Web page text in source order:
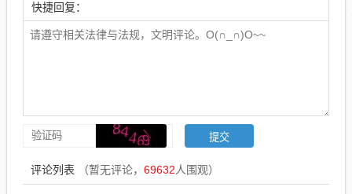
快捷回复：
评论列表 （暂无评论， 69632人围观）